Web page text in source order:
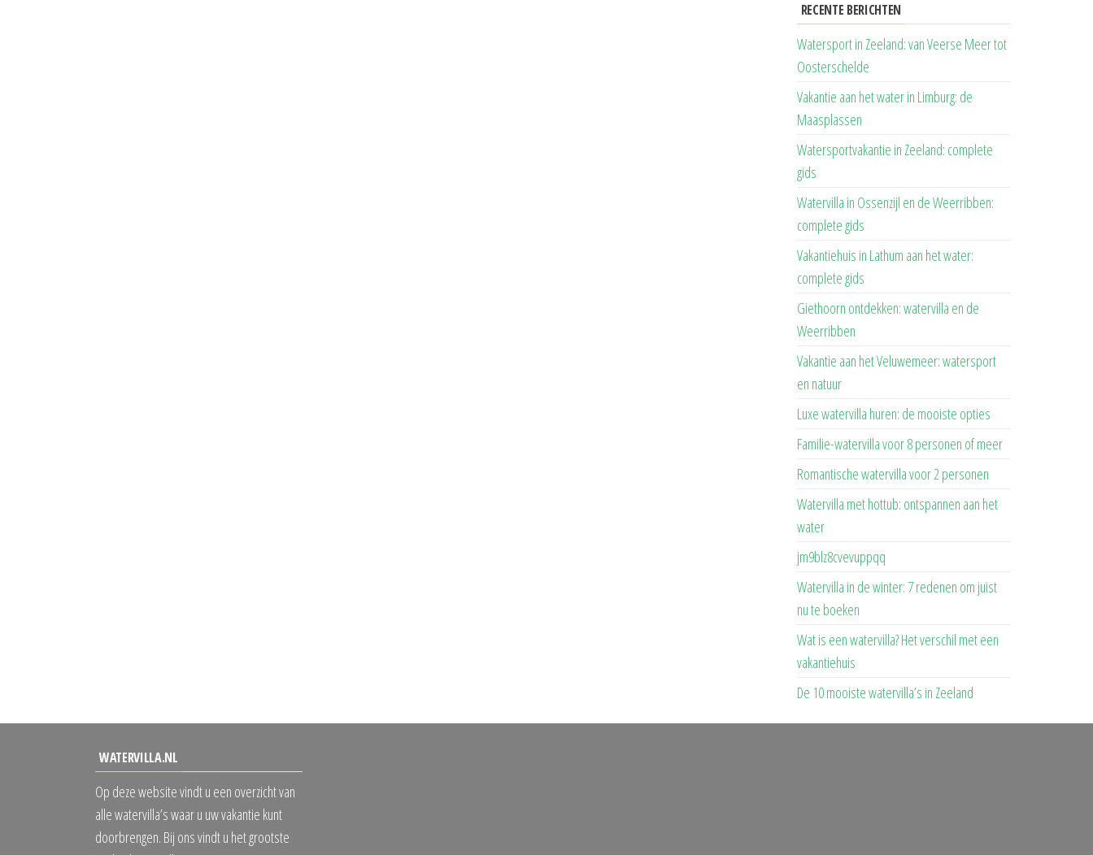
RECENTE BERICHTEN
Watersport in Zeeland: van Veerse Meer tot
Oosterschelde
Vakantie aan het water in Limburg: de
Maasplassen
Watersportvakantie in Zeeland: complete
gids
Watervilla in Ossenzijl en de Weerribben:
complete gids
Vakantiehuis in Lathum aan het water:
complete gids
Giethoorn ontdekken: watervilla en de
Weerribben
Vakantie aan het Veluwemeer: watersport
en natuur
Luxe watervilla huren: de mooiste opties
Familie-watervilla voor 8 personen of meer
Romantische watervilla voor 2 personen
Watervilla met hottub: ontspannen aan het
water
jm9blz8cvevuppqq
Watervilla in de winter: 7 redenen om juist
nu te boeken
Wat is een watervilla? Het verschil met een
vakantiehuis
De 10 mooiste watervilla’s in Zeeland
WATERVILLA.NL
Op deze website vindt u een overzicht van
alle watervilla’s waar u uw vakantie kunt
doorbrengen. Bij ons vindt u het grootste